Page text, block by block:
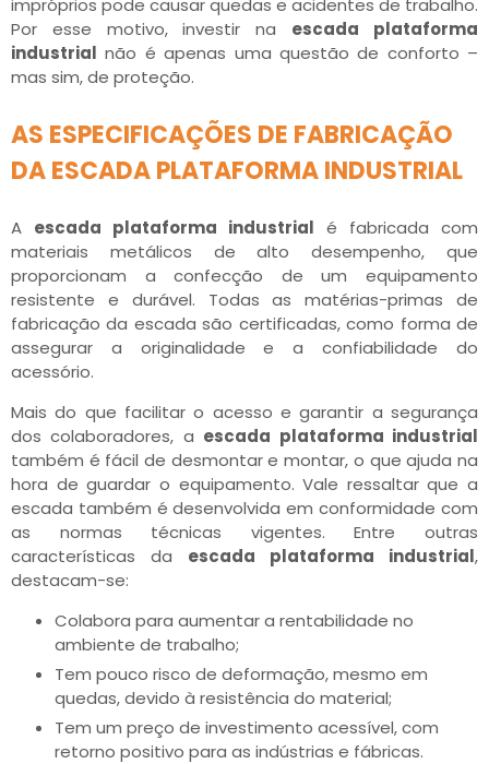
impróprios pode causar quedas e acidentes de trabalho.
Por esse motivo, investir na escada plataforma
industrial não é apenas uma questão de conforto –
mas sim, de proteção.
AS ESPECIFICAÇÕES DE FABRICAÇÃO
DA ESCADA PLATAFORMA INDUSTRIAL
A escada plataforma industrial é fabricada com
materiais metálicos de alto desempenho, que
proporcionam a confecção de um equipamento
resistente e durável. Todas as matérias-primas de
fabricação da escada são certificadas, como forma de
assegurar a originalidade e a confiabilidade do
acessório.
Mais do que facilitar o acesso e garantir a segurança
dos colaboradores, a escada plataforma industrial
também é fácil de desmontar e montar, o que ajuda na
hora de guardar o equipamento. Vale ressaltar que a
escada também é desenvolvida em conformidade com
as normas técnicas vigentes. Entre outras
características da escada plataforma industrial,
destacam-se:
Colabora para aumentar a rentabilidade no
ambiente de trabalho;
Tem pouco risco de deformação, mesmo em
quedas, devido à resistência do material;
Tem um preço de investimento acessível, com
retorno positivo para as indústrias e fábricas.